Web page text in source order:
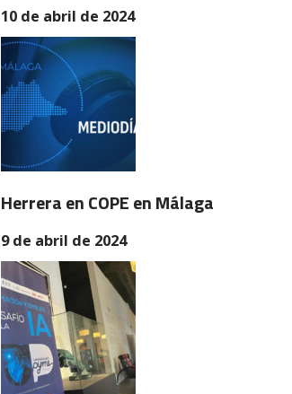
10 de abril de 2024
Herrera en COPE en Málaga
9 de abril de 2024